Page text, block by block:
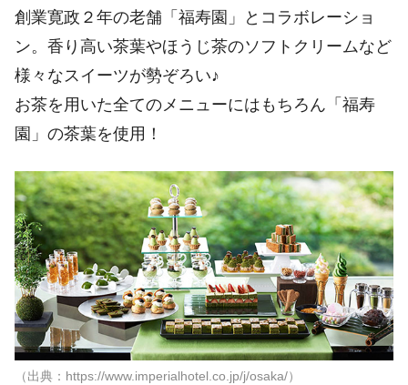
創業寛政２年の老舗「福寿園」とコラボレーショ
ン。香り高い茶葉やほうじ茶のソフトクリームなど
様々なスイーツが勢ぞろい♪
お茶を用いた全てのメニューにはもちろん「福寿
園」の茶葉を使用！
（出典：https://www.imperialhotel.co.jp/j/osaka/）